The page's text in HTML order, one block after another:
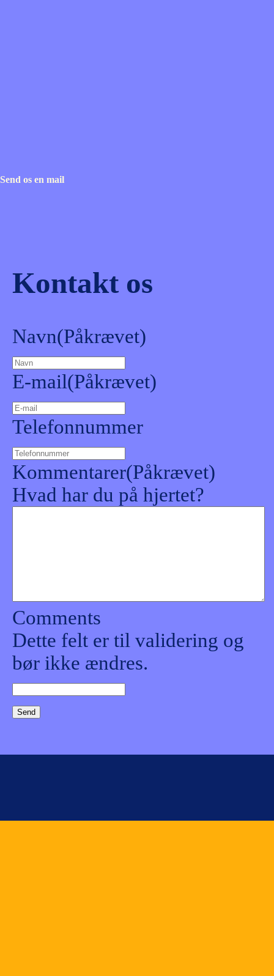
Send os en mail
Kontakt os
Navn(Påkrævet)
E-mail(Påkrævet)
Telefonnummer
Kommentarer(Påkrævet)
Hvad har du på hjertet?
Comments
Dette felt er til validering og
bør ikke ændres.